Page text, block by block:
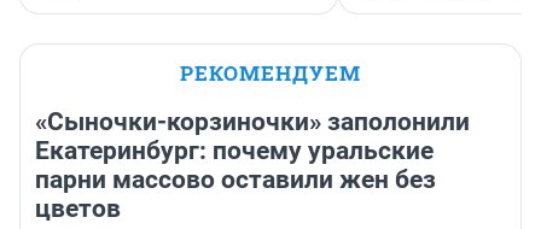
РЕКОМЕНДУЕМ
«Сыночки-корзиночки» заполонили
Екатеринбург: почему уральские
парни массово оставили жен без
цветов